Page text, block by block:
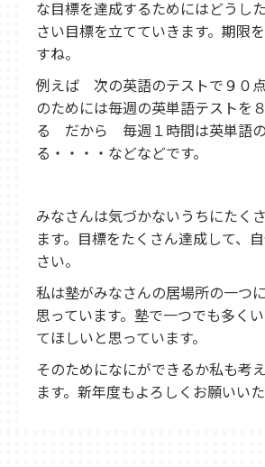
な目標を達成するためにはどうし
さい目標を立てていきます。期限
すね。
例えば 次の英語のテストで９０
のためには毎週の英単語テストを
る だから 毎週１時間は英単語
る・・・・などなどです。
みなさんは気づかないうちにたく
ます。目標をたくさん達成して、
さい。
私は塾がみなさんの居場所の一つ
思っています。塾で一つでも多く
てほしいと思っています。
そのためになにができるか私も考
ます。新年度もよろしくお願いいた